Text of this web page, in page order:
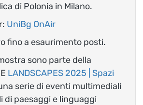
di Polonia in Milano.
UniBg OnAir
fino a esaurimento posti.
sono parte della
LANDSCAPES 2025 | Spazi
serie di eventi multimediali
di paesaggi e linguaggi